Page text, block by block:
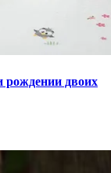
рождении двоих